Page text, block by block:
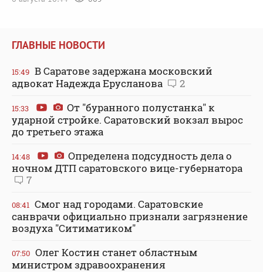
ГЛАВНЫЕ НОВОСТИ
15:49 В Саратове задержана московский
адвокат Надежда Ерусланова
2
15:33
От "буранного полустанка" к
ударной стройке. Саратовский вокзал вырос
до третьего этажа
14:48
Определена подсудность дела о
ночном ДТП саратовского вице-губернатора
7
08:41 Смог над городами. Саратовские
санврачи официально признали загрязнение
воздуха "Ситиматиком"
07:50 Олег Костин станет областным
министром здравоохранения